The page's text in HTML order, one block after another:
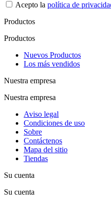
Acepto la política de
Productos
Productos
Nuevos Productos
Los más vendidos
Nuestra empresa
Nuestra empresa
Aviso legal
Condiciones de uso
Sobre
Contáctenos
Mapa del sitio
Tiendas
Su cuenta
Su cuenta